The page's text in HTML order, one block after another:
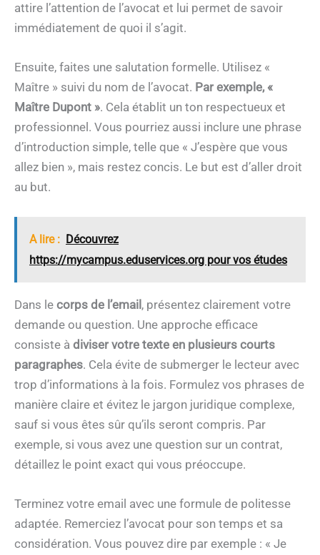
attire l’attention de l’avocat et lui permet de savoir
immédiatement de quoi il s’agit.
Ensuite, faites une salutation formelle. Utilisez «
Maître » suivi du nom de l’avocat. Par exemple, «
Maître Dupont ». Cela établit un ton respectueux et
professionnel. Vous pourriez aussi inclure une phrase
d’introduction simple, telle que « J’espère que vous
allez bien », mais restez concis. Le but est d’aller droit
au but.
A lire : Découvrez
https://mycampus.eduservices.org pour vos études
Dans le corps de l’email, présentez clairement votre
demande ou question. Une approche efficace
consiste à diviser votre texte en plusieurs courts
paragraphes. Cela évite de submerger le lecteur avec
trop d’informations à la fois. Formulez vos phrases de
manière claire et évitez le jargon juridique complexe,
sauf si vous êtes sûr qu’ils seront compris. Par
exemple, si vous avez une question sur un contrat,
détaillez le point exact qui vous préoccupe.
Terminez votre email avec une formule de politesse
adaptée. Remerciez l’avocat pour son temps et sa
considération. Vous pouvez dire par exemple : « Je